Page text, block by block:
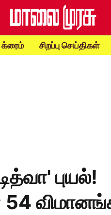
க்ரைம் சிறப்பு செய்திகள்
புயல்!
54